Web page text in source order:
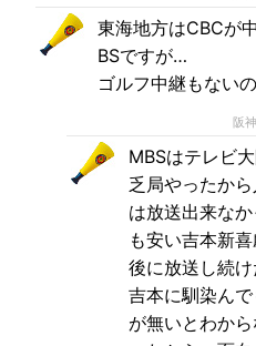
東海地方はCBCが
BSですが…
ゴルフ中継もない
阪神
MBSはテレビ
乏局やったか
は放送出来な
も安い吉本新
後に放送し続け
吉本に馴染ん
が無いとわか